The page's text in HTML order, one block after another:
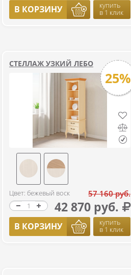
В КОРЗИНУ купить
в 1 клик
СТЕЛЛАЖ УЗКИЙ ЛЕБО
25%
Цвет: бежевый воск 57 160 руб.
42 870 руб.
В КОРЗИНУ купить
в 1 клик